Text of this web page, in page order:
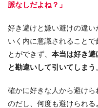
脈なしだよね？」
好き避けと嫌い避けの違
いく内に意識されること
とができず、 本当は好き避
と勘違いして引いてしまう
確かに好きな人から避け
のだし、何度も避けられる